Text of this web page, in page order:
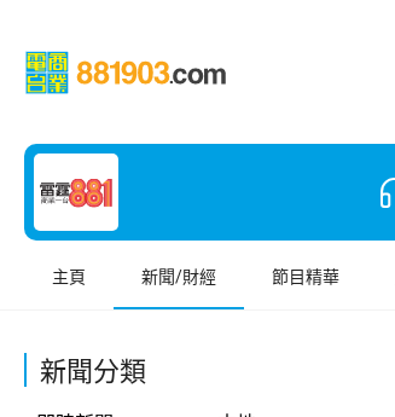
主頁 新聞/財經 節目精華
新聞分類